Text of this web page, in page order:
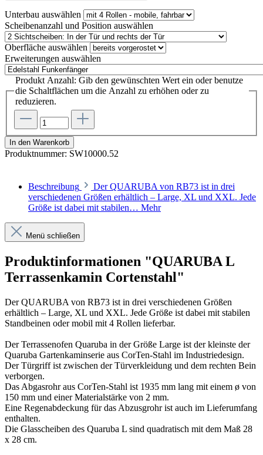
Unterbau auswählen
Scheibenanzahl und Position auswählen
Oberfläche auswählen
Erweiterungen auswählen
Produkt Anzahl: Gib den gewünschten Wert ein oder benutze
die Schaltflächen um die Anzahl zu erhöhen oder zu
reduzieren.
In den Warenkorb
Produktnummer: SW10000.52
Beschreibung
Der QUARUBA von RB73 ist in drei
verschiedenen Größen erhältlich – Large, XL und XXL. Jede
Größe ist dabei mit stabilen… Mehr
Menü schließen
Produktinformationen "QUARUBA L
Terrassenkamin Cortenstahl"
Der QUARUBA von RB73 ist in drei verschiedenen Größen
erhältlich – Large, XL und XXL. Jede Größe ist dabei mit stabilen
Standbeinen oder mobil mit 4 Rollen lieferbar.
Der Terrassenofen Quaruba in der Größe Large ist der kleinste der
Quaruba Gartenkaminserie aus CorTen-Stahl im Industriedesign.
Der Türgriff ist zwischen der Türverkleidung und dem rechten Bein
verborgen.
Das Abgasrohr aus CorTen-Stahl ist 1935 mm lang mit einem ø von
150 mm und einer Materialstärke von 2 mm.
Eine Regenabdeckung für das Abzusgrohr ist auch im Lieferumfang
enthalten.
Die Glasscheiben des Quaruba L sind quadratisch mit dem Maß 28
x 28 cm.